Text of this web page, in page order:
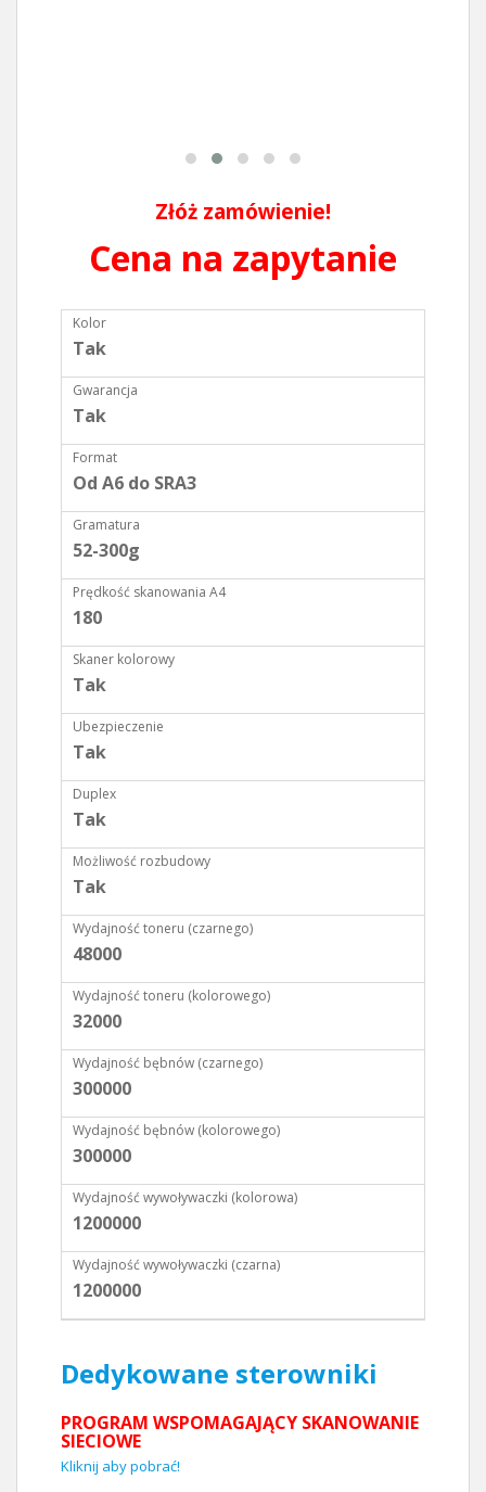
Złóż zamówienie!
Cena na zapytanie
Kolor
Tak
Gwarancja
Tak
Format
Od A6 do SRA3
Gramatura
52-300g
Prędkość skanowania A4
180
Skaner kolorowy
Tak
Ubezpieczenie
Tak
Duplex
Tak
Możliwość rozbudowy
Tak
Wydajność toneru (czarnego)
48000
Wydajność toneru (kolorowego)
32000
Wydajność bębnów (czarnego)
300000
Wydajność bębnów (kolorowego)
300000
Wydajność wywoływaczki (kolorowa)
1200000
Wydajność wywoływaczki (czarna)
1200000
Dedykowane sterowniki
PROGRAM WSPOMAGAJĄCY SKANOWANIE
SIECIOWE
Kliknij aby pobrać!